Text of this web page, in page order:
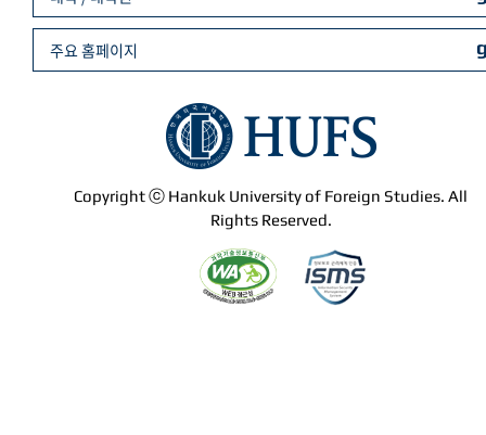
Copyright ⓒ Hankuk University of Foreign Studies. All
Rights Reserved.
주요 홈페이지